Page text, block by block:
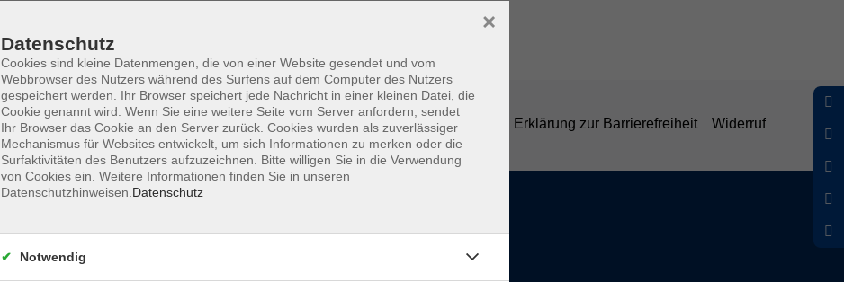
AGB Datenschutzerklärung Impressum Widerrufsbelehrung Erklärung zur Barrierefreiheit Widerruf
Öffnungszeiten Aulendorf
Mo
09:00 - 12:00 Uhr
Datenschutz
Cookies sind kleine Datenmengen, die von einer Website gesendet und vom
Webbrowser des Nutzers während des Surfens auf dem Computer des Nutzers
gespeichert werden. Ihr Browser speichert jede Nachricht in einer kleinen Datei, die
Cookie genannt wird. Wenn Sie eine weitere Seite vom Server anfordern, sendet
Ihr Browser das Cookie an den Server zurück. Cookies wurden als zuverlässiger
Mechanismus für Websites entwickelt, um sich Informationen zu merken oder die
Surfaktivitäten des Benutzers aufzuzeichnen. Bitte willigen Sie in die Verwendung
von Cookies ein. Weitere Informationen finden Sie in unseren
Datenschutzhinweisen. Datenschutz
×
Notwendig